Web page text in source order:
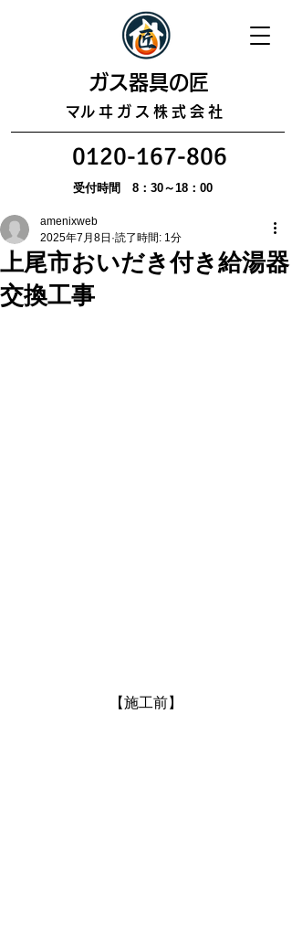
​ガス器具の匠
​マルヰガス株式会社
0120-167-806
受付時間 8：30～18：00
上尾市おいだき付き給湯器
交換工事
amenixweb
2025年7月8日 読了時間: 1分
【施工前】